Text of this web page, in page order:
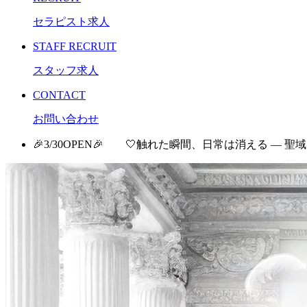
セラピスト求人
STAFF RECRUIT
スタッフ求人
CONTACT
お問い合わせ
🎉3/30OPEN🎉 🤍触れた瞬間、日常は消える ― 聖